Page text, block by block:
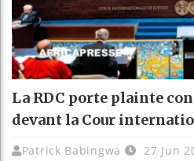
La RDC porte plainte
devant la Cour
Patrick Babingwa 27 Jun